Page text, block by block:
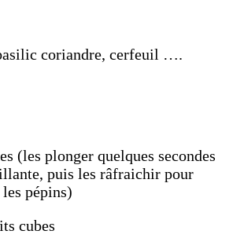
coriandre, cerfeuil ….
(les plonger quelques secondes
puis les râfraichir pour
pépins)
cubes